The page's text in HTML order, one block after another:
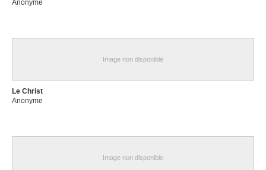
Anonyme
Image non disponible
Le Christ
Anonyme
Image non disponible